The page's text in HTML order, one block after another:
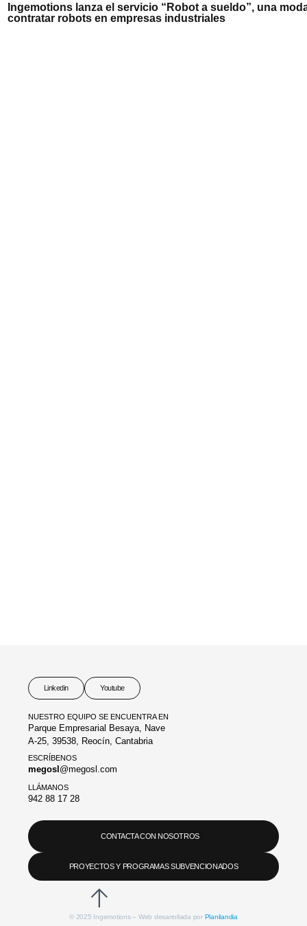
Ingemotions lanza el servicio “Robot a sueldo”, una
contratar robots en empresas industriales
Linkedin Youtube
NUESTRO EQUIPO SE ENCUENTRA EN
Parque Empresarial Besaya, Nave
A-25, 39538, Reocín, Cantabria
ESCRÍBENOS
megosl@megosl.com
LLÁMANOS
942 88 17 28
CONTACTA CON NOSOTROS
PROYECTOS Y PROGRAMAS SUBVENCIONADOS
© 2025 Ingemotions – Web desarrollada por Planilandia